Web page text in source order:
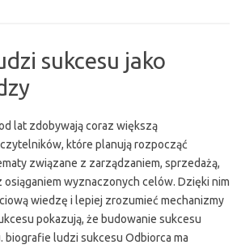
sukcesu jako
lat zdobywają coraz większą
które planują rozpocząć
związane z zarządzaniem, sprzedażą,
osiąganiem wyznaczonych celów. Dzięki nim
wiedzę i lepiej zrozumieć mechanizmy
pokazują, że budowanie sukcesu
biografie ludzi sukcesu Odbiorca ma